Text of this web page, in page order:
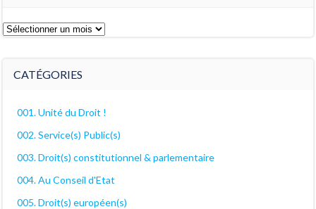
Les
CATÉGORIES
001. Unité du Droit !
002. Service(s) Public(s)
003. Droit(s) constitutionnel & parlementaire
004. Au Conseil d'Etat
005. Droit(s) européen(s)